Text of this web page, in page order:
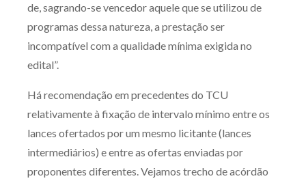
Receba por RSS
Batel Curitiba/PR CEP80240-000
Telefone (41) 2109-8666
Whatsapp (41) 98881-6616
de, sagrando-se vencedor aquele que se utilizou de
programas dessa natureza, a prestação ser
incompatível com a qualidade mínima exigida no
edital”.
Há recomendação em precedentes do TCU
relativamente à fixação de intervalo mínimo entre os
lances ofertados por um mesmo licitante (lances
intermediários) e entre as ofertas enviadas por
proponentes diferentes. Vejamos trecho de acórdão